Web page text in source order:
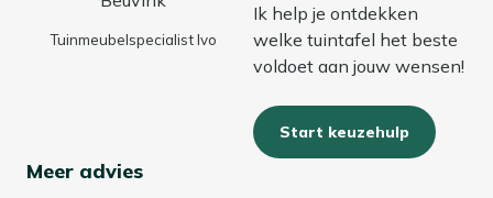
Tuinmeubelspecialist Ivo
Ik help je ontdekken
welke tuintafel het beste
voldoet aan jouw wensen!
Start keuzehulp
Meer advies